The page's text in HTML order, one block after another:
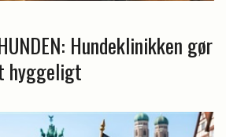
Hundeklinikken gør
hyggeligt